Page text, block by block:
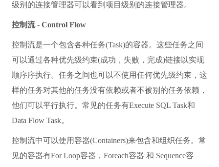
级别的连接管理器可以看到项目级别的连接管理器。
控制流 - Control Flow
控制流是一个包含各种任务(Task)的容器。这些任务之间
可以通过各种优先级约束(成功，失败，完成)链接以实现
顺序序执行。任务之间也可以不使用任何优先级约束，这
样的任务对其他的任务没有依赖或者不被别的任务依赖，
他们可以平行执行。常见的任务有Execute SQL Task和
Data Flow Task。
控制流中可以使用容器(Containers)来包含和组织任务。常
见的容器有For Loop容器，Foreach容器 和 Sequence容